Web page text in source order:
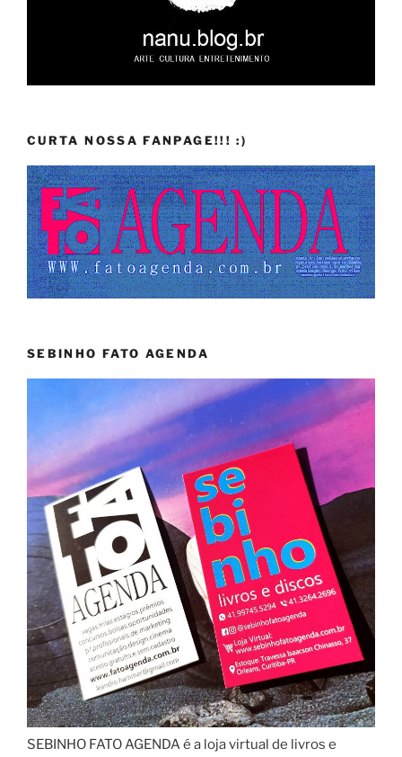
CURTA NOSSA FANPAGE!!! :)
SEBINHO FATO AGENDA
SEBINHO FATO AGENDA é a loja virtual de livros e